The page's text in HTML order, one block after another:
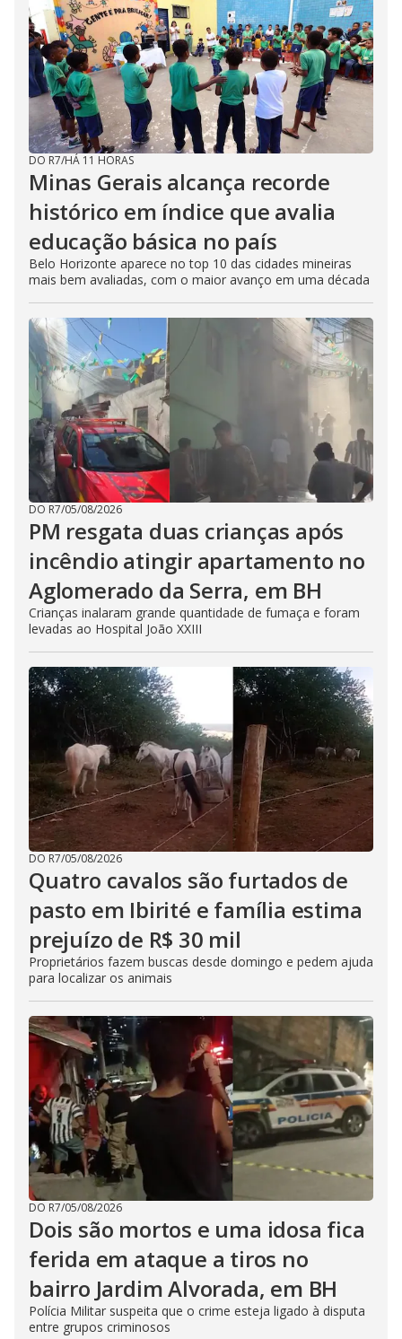
DO R7/HÁ 11 HORAS
Minas Gerais alcança recorde
histórico em índice que avalia
educação básica no país
Belo Horizonte aparece no top 10 das cidades mineiras
mais bem avaliadas, com o maior avanço em uma década
DO R7/05/08/2026
PM resgata duas crianças após
incêndio atingir apartamento no
Aglomerado da Serra, em BH
Crianças inalaram grande quantidade de fumaça e foram
levadas ao Hospital João XXIII
DO R7/05/08/2026
Quatro cavalos são furtados de
pasto em Ibirité e família estima
prejuízo de R$ 30 mil
Proprietários fazem buscas desde domingo e pedem ajuda
para localizar os animais
DO R7/05/08/2026
Dois são mortos e uma idosa fica
ferida em ataque a tiros no
bairro Jardim Alvorada, em BH
Polícia Militar suspeita que o crime esteja ligado à disputa
entre grupos criminosos